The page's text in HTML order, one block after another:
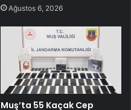
Ağustos 6, 2026
Muş’ta 55 Kaçak Cep